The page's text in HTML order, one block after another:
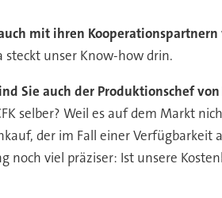
mit ihren
steckt unser Know-how drin.
Sie auch der Produktionschef
selber? Weil es auf dem Markt
der im Fall einer
noch viel präziser: Ist unsere